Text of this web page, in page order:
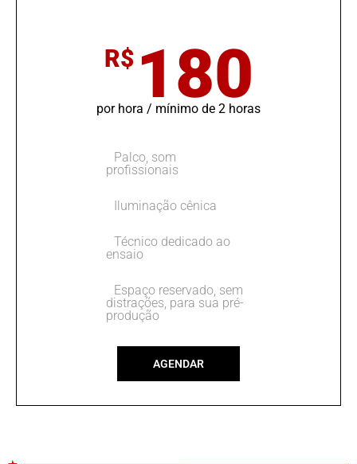
R$ 180
por hora / mínimo de 2 horas
Palco, som
profissionais
Iluminação cênica
Técnico dedicado ao
ensaio
Espaço reservado, sem
distrações, para sua pré-
produção
AGENDAR